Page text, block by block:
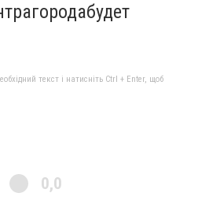
городабудет
текст і натисніть Ctrl + Enter, щоб
0,0